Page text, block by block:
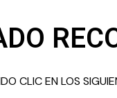
CLIC EN LOS